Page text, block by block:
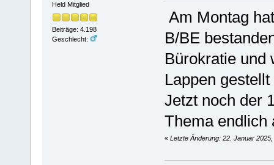
Held Mitglied
Beiträge: 4.198
Geschlecht:
Am Montag
B/BE
Bürokratie und
Lappen gestellt
Jetzt noch der
Thema
« Letzte Änderung: 22. Januar